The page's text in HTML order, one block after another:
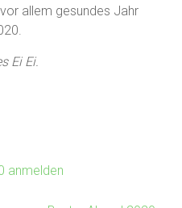
allem gesundes Jahr
Ei Ei.
anmelden